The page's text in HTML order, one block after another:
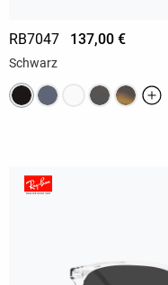
RB7047 137,00 €
Schwarz